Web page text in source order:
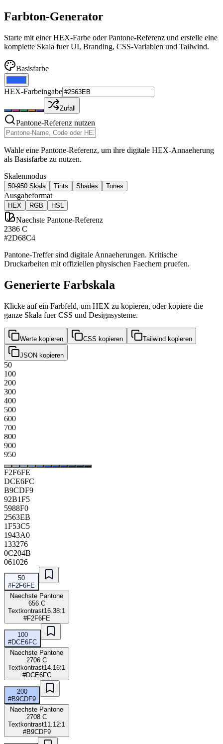
Farbton-Generator
Starte mit einer HEX-Farbe oder Pantone-Referenz und erstelle eine
komplette Skala fuer UI, Branding, CSS-Variablen und Tailwind.
Basisfarbe
HEX-Farbeingabe
Zufall
Pantone-Referenz nutzen
Wahle eine Pantone-Referenz, um ihre digitale HEX-Annaeherung
als Basisfarbe zu nutzen.
Skalenmodus
50-950 Skala Tints Shades Tones
Ausgabeformat
HEX RGB HSL
Naechste Pantone-Referenz
2386 C
#2D68C4
Pantone-Treffer sind digitale Annaeherungen. Kritische
Druckarbeiten mit offiziellen physischen Faechern pruefen.
Generierte Farbskala
Klicke auf ein Farbfeld, um HEX zu kopieren, oder kopiere die
ganze Skala fuer CSS und Designsysteme.
Werte kopieren CSS kopieren Tailwind kopieren
JSON kopieren
50
100
200
300
400
500
600
700
800
900
950
F2F6FE
DCE6FC
B9CDF9
92B1F5
5988F0
2563EB
1F53C5
1943A0
133276
0C204B
061026
50
#F2F6FE
Naechste Pantone
656 C
Textkontrast16.38:1
#F2F6FE
100
#DCE6FC
Naechste Pantone
2706 C
Textkontrast14.16:1
#DCE6FC
200
#B9CDF9
Naechste Pantone
2708 C
Textkontrast11.12:1
#B9CDF9